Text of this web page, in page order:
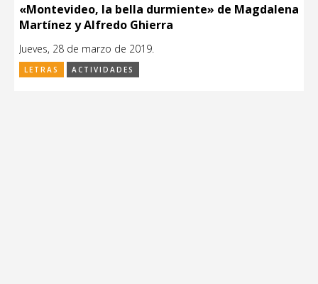
«Montevideo, la bella durmiente» de Magdalena
Martínez y Alfredo Ghierra
Jueves, 28 de marzo de 2019.
LETRAS ACTIVIDADES